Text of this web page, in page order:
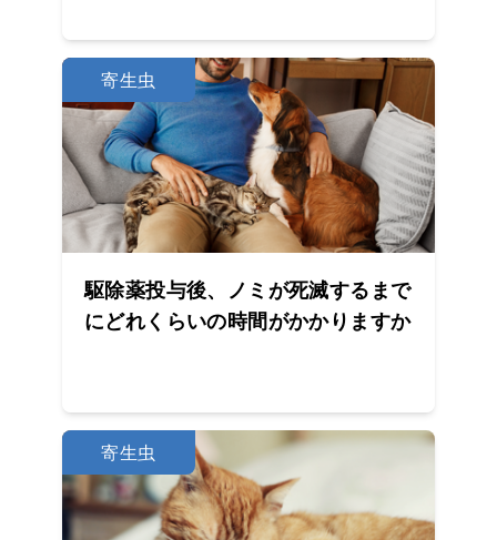
寄生虫
駆除薬投与後、ノミが死滅するまで
にどれくらいの時間がかかりますか
寄生虫